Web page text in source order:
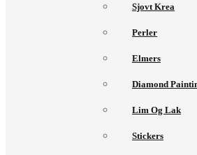
Sjovt Krea
Perler
Elmers
Diamond
Lim Og Lak
Stickers